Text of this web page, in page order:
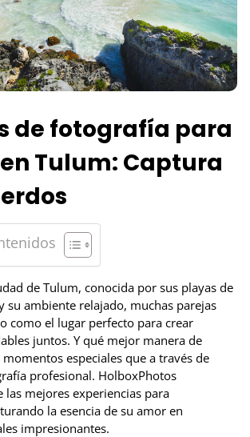
de fotografía para
Tulum: Captura
de Tulum, conocida por sus playas de
su ambiente relajado, muchas parejas
como el lugar perfecto para crear
juntos. Y qué mejor manera de
especiales que a través de
profesional. HolboxPhotos
las mejores experiencias para
la esencia de su amor en
impresionantes.